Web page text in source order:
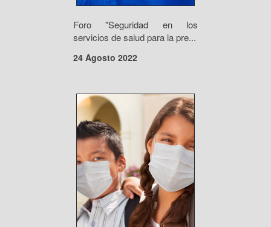
Foro "Seguridad en los
servicios de salud para la pre...
24 Agosto 2022